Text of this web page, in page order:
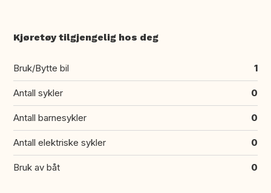
Kjøretøy tilgjengelig hos deg
Bruk/Bytte bil 1
Antall sykler 0
Antall barnesykler 0
Antall elektriske sykler 0
Bruk av båt 0